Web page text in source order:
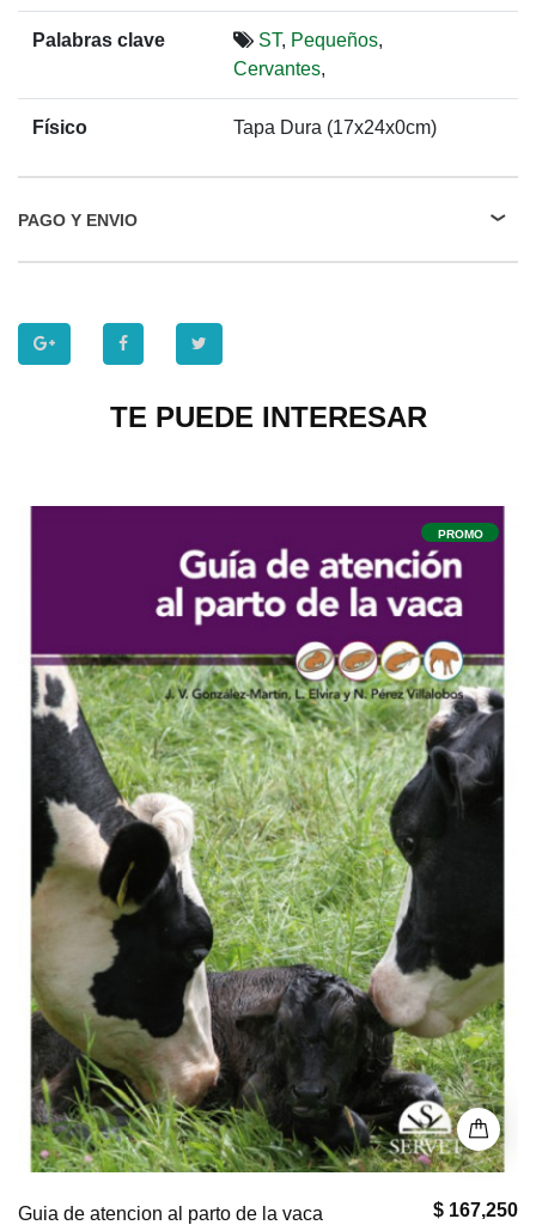
Palabras clave ST, Pequeños,
Cervantes,
Físico Tapa Dura (17x24x0cm)
PAGO Y ENVIO
TE PUEDE INTERESAR
$ 0
Puntos Clave en Geriatría Felina